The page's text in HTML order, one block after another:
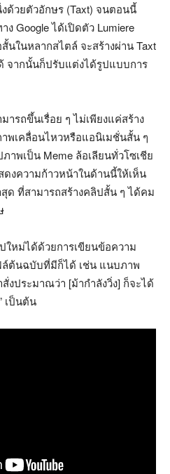
ด้วยตัวอักษร (Taxt) จนตอนนี้
Google ได้เปิดตัว Lumiere
นในหลากสไตล์ จะสร้างผ่าน Taxt
จากนั้นก็ปรับแต่งได้รูปแบบการ
ารถขึ้นเรื่อย ๆ ไม่เพียงแค่สร้าง
พเคลื่อนไหวหรือแอนิเมชั่นสั้น ๆ
าพเป็น Meme ล้อเลียนทั่วโซเชีย
ดงความก้าวหน้าในด้านนี้ให้เห็น
สุด ที่สามารถสร้างคลิปสั้น ๆ ได้คม
ใหม่ได้ด้วยการเขียนข้อความ
ล์ต้นฉบับที่มีก็ได้ เช่น แนบภาพ
งประมาณว่า [ม้ากำลังวิ่ง] ก็จะได้
เป็นต้น